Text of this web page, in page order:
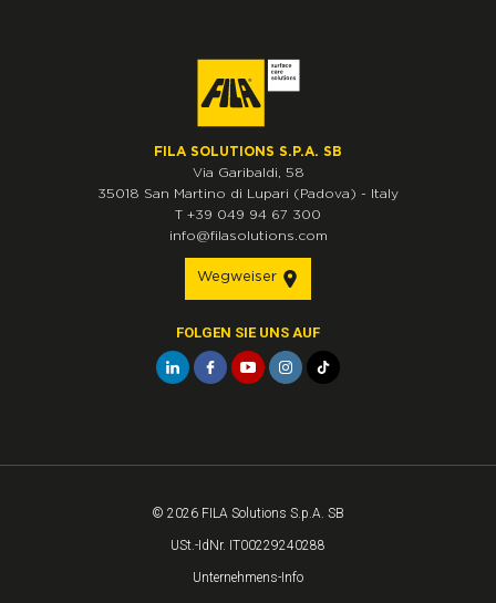
FILA SOLUTIONS S.P.A. SB
Via Garibaldi, 58
35018 San Martino di Lupari (Padova) - Italy
T +39 049 94 67 300
info@filasolutions.com
Wegweiser
FOLGEN SIE UNS AUF
© 2026 FILA Solutions S.p.A. SB
USt.-IdNr. IT00229240288
Unternehmens-Info